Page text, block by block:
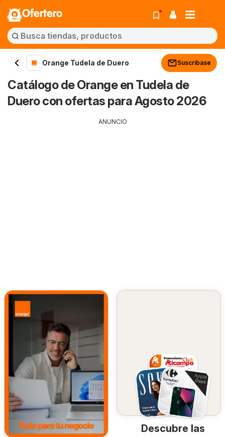
Ofertero
Orange Tudela de Duero Suscríbase
Catálogo de Orange en Tudela de
Duero con ofertas para Agosto 2026
ANUNCIO
Descubre las